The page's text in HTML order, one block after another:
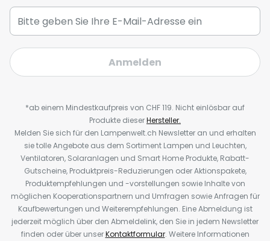
Anmelden
*ab einem Mindestkaufpreis von CHF 119. Nicht einlösbar auf
Produkte dieserHersteller.
Melden Sie sich für den Lampenwelt.ch Newsletter an und erhalten
sie tolle Angebote aus dem Sortiment Lampen und Leuchten,
Ventilatoren, Solaranlagen und Smart Home Produkte, Rabatt-
Gutscheine, Produktpreis-Reduzierungen oder Aktionspakete,
Produktempfehlungen und -vorstellungen sowie Inhalte von
möglichen Kooperationspartnern und Umfragen sowie Anfragen für
Kaufbewertungen und Weiterempfehlungen. Eine Abmeldung ist
jederzeit möglich über den Abmeldelink, den Sie in jedem Newsletter
finden oder über unserKontaktformular. Weitere Informationen